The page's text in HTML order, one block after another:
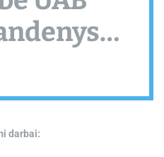
darbai: